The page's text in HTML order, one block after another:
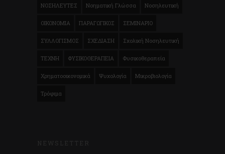
ΝΟΣΗΛΕΥΤΕΣ Νοηματική Γλώσσα Νοσηλευτική
ΟΙΚΟΝΟΜΙΑ ΠΑΡΑΓΩΓΙΚΟΣ ΣΕΜΙΝΑΡΙΟ
ΣΥΛΛΟΓΙΣΜΟΣ ΣΧΕΔΙΑΣΗ Σχολική Νοσηλευτική
ΤΕΧΝΗ ΦΥΣΙΚΟΘΕΡΑΠΕΙΑ Φυσικοθεραπεία
Χρηματοοικονομικά Ψυχολογία Μικροβιολογία
Τρόφιμα
NEWSLETTER